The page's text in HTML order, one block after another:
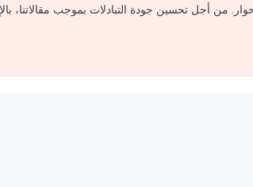
من أجل تحسين جودة التبادلات بموجب مقالاتنا،